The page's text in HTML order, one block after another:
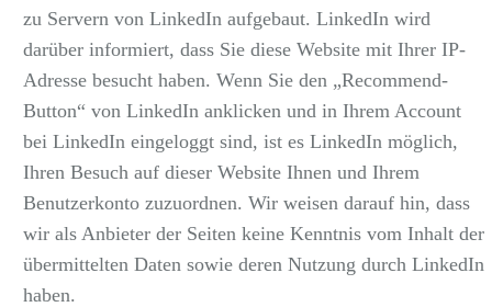
zu Servern von LinkedIn aufgebaut. LinkedIn wird
darüber informiert, dass Sie diese Website mit Ihrer IP-
Adresse besucht haben. Wenn Sie den „Recommend-
Button“ von LinkedIn anklicken und in Ihrem Account
bei LinkedIn eingeloggt sind, ist es LinkedIn möglich,
Ihren Besuch auf dieser Website Ihnen und Ihrem
Benutzerkonto zuzuordnen. Wir weisen darauf hin, dass
wir als Anbieter der Seiten keine Kenntnis vom Inhalt der
übermittelten Daten sowie deren Nutzung durch LinkedIn
haben.